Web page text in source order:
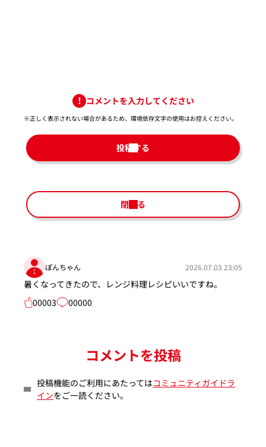
コメントを入力してください
※正しく表示されない場合があるため、環境依存文字の使用はお控えください。​
投稿する
閉じる
ぽんちゃん 2026.07.03 23:05
暑くなってきたので、レンジ料理レシピいいですね。
00003
00000
コメントを投稿
投稿機能のご利用にあたってはコミュニティガイドラ
インをご一読ください。